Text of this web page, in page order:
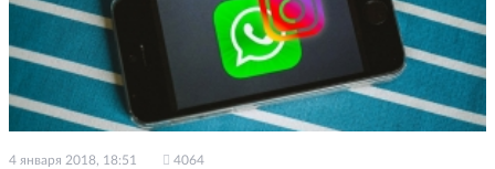
4 января 2018, 18:51 4064